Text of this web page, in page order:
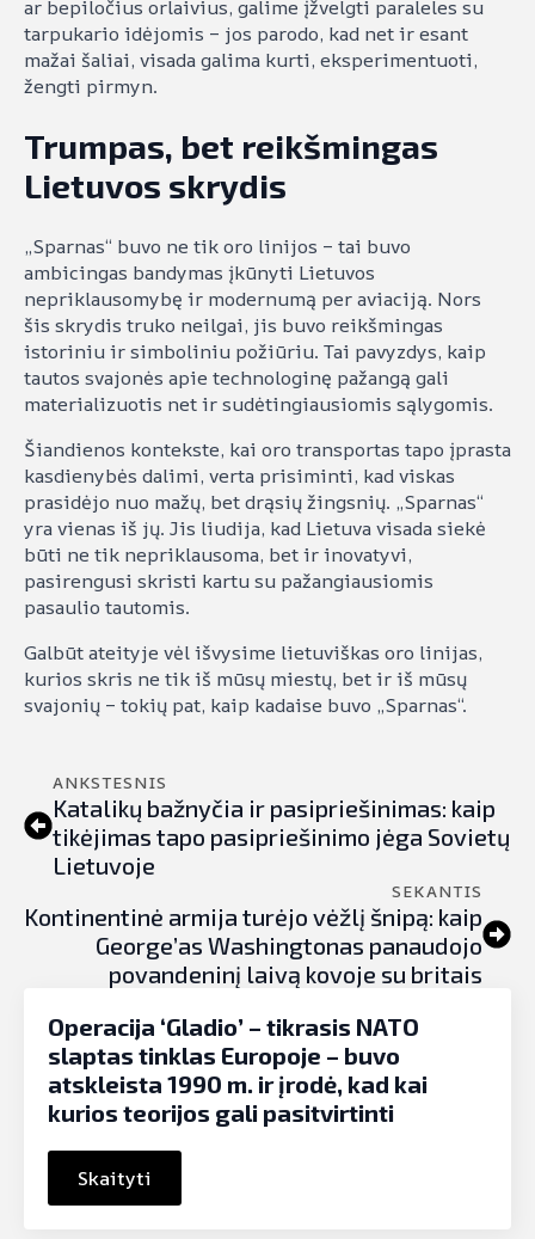
ar bepiločius orlaivius, galime įžvelgti paraleles su
tarpukario idėjomis – jos parodo, kad net ir esant
mažai šaliai, visada galima kurti, eksperimentuoti,
žengti pirmyn.
Trumpas, bet reikšmingas
Lietuvos skrydis
„Sparnas“ buvo ne tik oro linijos – tai buvo
ambicingas bandymas įkūnyti Lietuvos
nepriklausomybę ir modernumą per aviaciją. Nors
šis skrydis truko neilgai, jis buvo reikšmingas
istoriniu ir simboliniu požiūriu. Tai pavyzdys, kaip
tautos svajonės apie technologinę pažangą gali
materializuotis net ir sudėtingiausiomis sąlygomis.
Šiandienos kontekste, kai oro transportas tapo įprasta
kasdienybės dalimi, verta prisiminti, kad viskas
prasidėjo nuo mažų, bet drąsių žingsnių. „Sparnas“
yra vienas iš jų. Jis liudija, kad Lietuva visada siekė
būti ne tik nepriklausoma, bet ir inovatyvi,
pasirengusi skristi kartu su pažangiausiomis
pasaulio tautomis.
Galbūt ateityje vėl išvysime lietuviškas oro linijas,
kurios skris ne tik iš mūsų miestų, bet ir iš mūsų
svajonių – tokių pat, kaip kadaise buvo „Sparnas“.
ANKSTESNIS
Katalikų bažnyčia ir pasipriešinimas: kaip
tikėjimas tapo pasipriešinimo jėga Sovietų
Lietuvoje
SEKANTIS
Kontinentinė armija turėjo vėžlį šnipą: kaip
George’as Washingtonas panaudojo
povandeninį laivą kovoje su britais
Operacija ‘Gladio’ – tikrasis NATO
slaptas tinklas Europoje – buvo
atskleista 1990 m. ir įrodė, kad kai
kurios teorijos gali pasitvirtinti
Skaityti